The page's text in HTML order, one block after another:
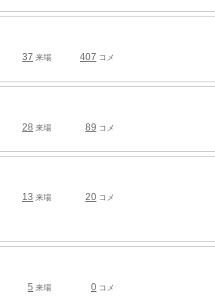
37 来場 407 コメ
28 来場 89 コメ
13 来場 20 コメ
5 来場 0 コメ